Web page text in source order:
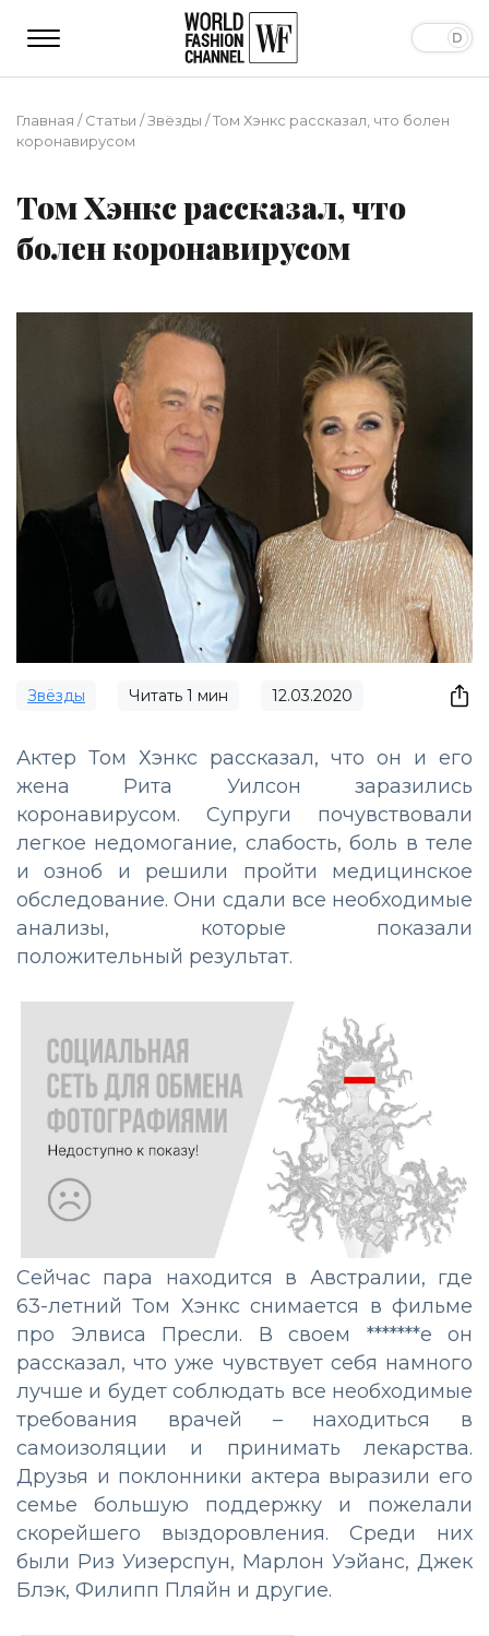
Главная /Статьи /Звёзды /Том Хэнкс рассказал, что болен
коронавирусом
Том Хэнкс рассказал, что
болен коронавирусом
Звёзды Читать 1 мин 12.03.2020
Актер Том Хэнкс рассказал, что он и его
жена Рита Уилсон заразились
коронавирусом. Супруги почувствовали
легкое недомогание, слабость, боль в теле
и озноб и решили пройти медицинское
обследование. Они сдали все необходимые
анализы, которые показали
положительный результат.
Сейчас пара находится в Австралии, где
63-летний Том Хэнкс снимается в фильме
про Элвиса Пресли. В своем *******е он
рассказал, что уже чувствует себя намного
лучше и будет соблюдать все необходимые
требования врачей – находиться в
самоизоляции и принимать лекарства.
Друзья и поклонники актера выразили его
семье большую поддержку и пожелали
скорейшего выздоровления. Среди них
были Риз Уизерспун, Марлон Уэйанс, Джек
Блэк, Филипп Пляйн и другие.